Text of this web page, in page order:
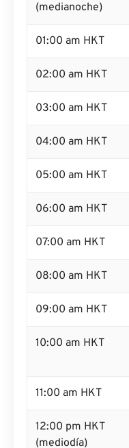
(medianoche)
01:00 am HKT
02:00 am HKT
03:00 am HKT
04:00 am HKT
05:00 am HKT
06:00 am HKT
07:00 am HKT
08:00 am HKT
09:00 am HKT
10:00 am HKT
11:00 am HKT
12:00 pm HKT
(mediodía)